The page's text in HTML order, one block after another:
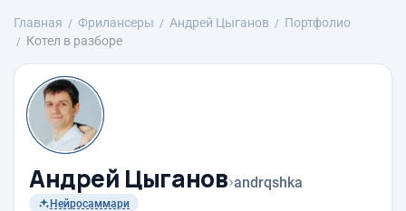
Главная Фрилансеры Андрей Цыганов
Портфолио
Котел в разборе
Андрей Цыганов›andrqshka
Нейросаммари